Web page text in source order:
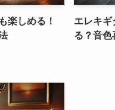
楽しめる！
エレキギ
る？音色